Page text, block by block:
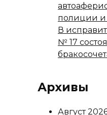
полиции
В
№ 17
Архивы
Август